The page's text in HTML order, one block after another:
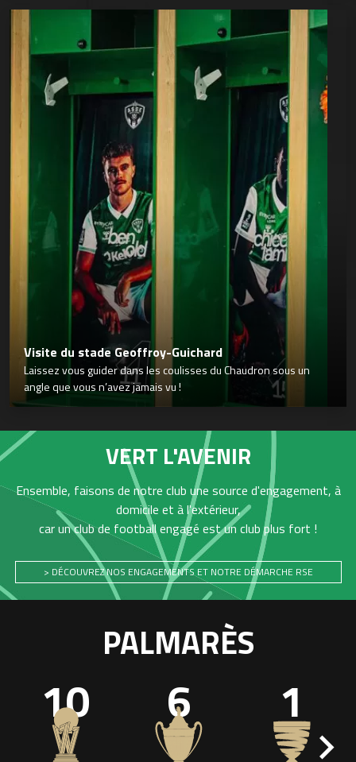
Visite du stade Geoffroy-Guichard
Laissez vous guider dans les coulisses du Chaudron sous un
angle que vous n’avez jamais vu !
VERT L'AVENIR
Ensemble, faisons de notre club une source d'engagement, à
domicile et à l'extérieur,
car un club de football engagé est un club plus fort !
> DÉCOUVREZ NOS ENGAGEMENTS ET NOTRE DÉMARCHE RSE
PALMARÈS
10 6 1